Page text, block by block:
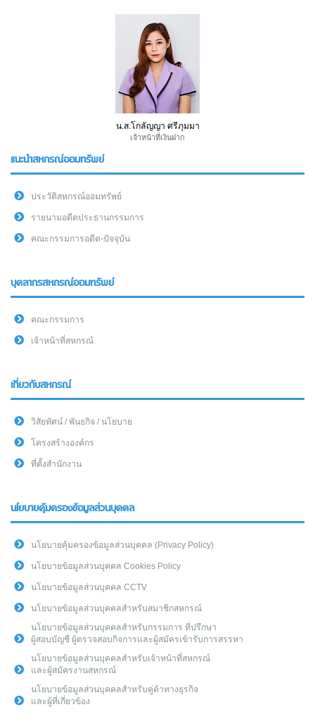
น.ส.โกลัญญา ศรีภุมมา
เจ้าหน้าที่เงินฝาก
แนะนำสหกรณ์ออมทรัพย์
ประวัติสหกรณ์ออมทรัพย์
รายนามอดีตประธานกรรมการ
คณะกรรมการอดีต-ปัจจุบัน
บุคลากรสหกรณ์ออมทรัพย์
คณะกรรมการ
เจ้าหน้าที่สหกรณ์
เกี่ยวกับสหกรณ์
วิสัยทัศน์ / พันธกิจ / นโยบาย
โครงสร้างองค์กร
ที่ตั้งสำนักงาน
นโยบายคุ้มครองข้อมูลส่วนบุคคล
นโยบายคุ้มครองข้อมูลส่วนบุคคล (Privacy Policy)
นโยบายข้อมูลส่วนบุคคล Cookies Policy
นโยบายข้อมูลส่วนบุคคล CCTV
นโยบายข้อมูลส่วนบุคคลสำหรับสมาชิกสหกรณ์
นโยบายข้อมูลส่วนบุคคลสำหรับกรรมการ ที่ปรึกษา
ผู้สอบบัญชี ผู้ตรวจสอบกิจการและผู้สมัครเข้ารับการสรรหา
นโยบายข้อมูลส่วนบุคคลสำหรับเจ้าหน้าที่สหกรณ์
และผู้สมัครงานสหกรณ์
นโยบายข้อมูลส่วนบุคคลสำหรับคู่ค้าทางธุรกิจ
และผู้ที่เกี่ยวข้อง